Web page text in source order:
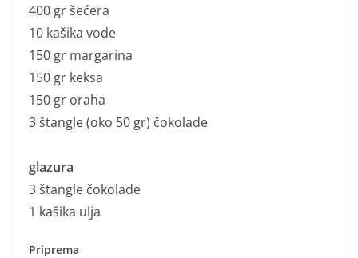
400 gr šećera
10 kašika vode
150 gr margarina
150 gr keksa
150 gr oraha
3 štangle (oko 50 gr) čokolade
glazura
3 štangle čokolade
1 kašika ulja
Priprema